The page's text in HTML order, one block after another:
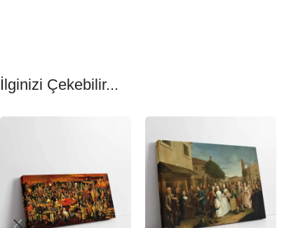
İlginizi Çekebilir...